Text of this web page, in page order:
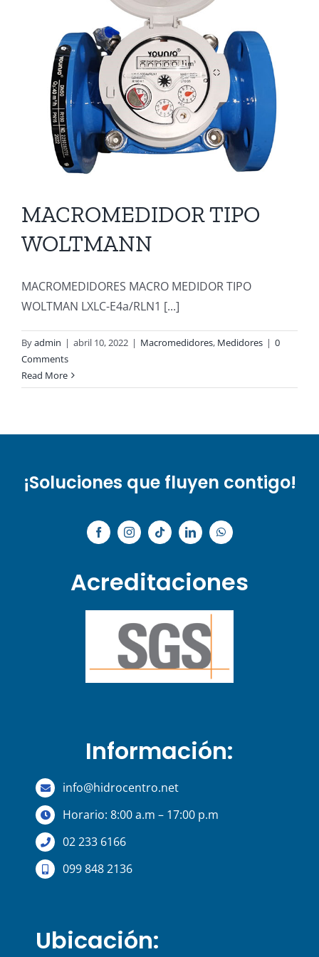
MACROMEDIDOR TIPO
WOLTMANN
MACROMEDIDORES MACRO MEDIDOR TIPO
WOLTMAN LXLC-E4a/RLN1 [...]
Byadmin | abril 10, 2022 | Macromedidores, Medidores | 0
Comments
Read More
¡Soluciones que fluyen contigo!
Acreditaciones
Información:
info@hidrocentro.net
Horario: 8:00 a.m – 17:00 p.m
02 233 6166
099 848 2136
Ubicación: